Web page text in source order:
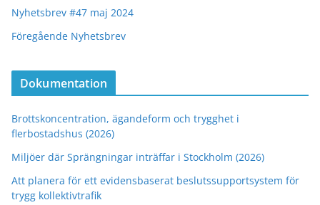
Nyhetsbrev #47 maj 2024
Föregående Nyhetsbrev
Dokumentation
Brottskoncentration, ägandeform och trygghet i
flerbostadshus (2026)
Miljöer där Sprängningar inträffar i Stockholm (2026)
Att planera för ett evidensbaserat beslutssupportsystem för
trygg kollektivtrafik